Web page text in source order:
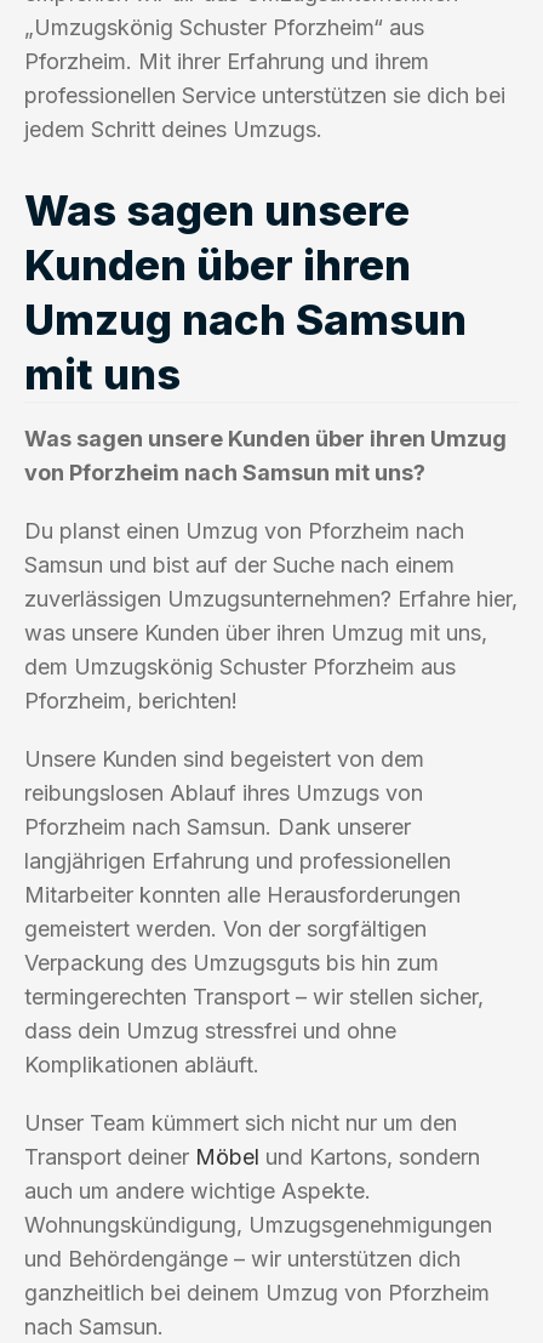
„Umzugskönig Schuster Pforzheim“ aus
Pforzheim. Mit ihrer Erfahrung und ihrem
professionellen Service unterstützen sie dich bei
jedem Schritt deines Umzugs.
Was sagen unsere
Kunden über ihren
Umzug nach Samsun
mit uns
Was sagen unsere Kunden über ihren Umzug
von Pforzheim nach Samsun mit uns?
Du planst einen Umzug von Pforzheim nach
Samsun und bist auf der Suche nach einem
zuverlässigen Umzugsunternehmen? Erfahre hier,
was unsere Kunden über ihren Umzug mit uns,
dem Umzugskönig Schuster Pforzheim aus
Pforzheim, berichten!
Unsere Kunden sind begeistert von dem
reibungslosen Ablauf ihres Umzugs von
Pforzheim nach Samsun. Dank unserer
langjährigen Erfahrung und professionellen
Mitarbeiter konnten alle Herausforderungen
gemeistert werden. Von der sorgfältigen
Verpackung des Umzugsguts bis hin zum
termingerechten Transport – wir stellen sicher,
dass dein Umzug stressfrei und ohne
Komplikationen abläuft.
Unser Team kümmert sich nicht nur um den
Transport deiner Möbel und Kartons, sondern
auch um andere wichtige Aspekte.
Wohnungskündigung, Umzugsgenehmigungen
und Behördengänge – wir unterstützen dich
ganzheitlich bei deinem Umzug von Pforzheim
nach Samsun.